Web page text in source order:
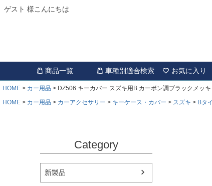
ゲスト 様こんにちは
商品一覧 車種別適合検索 お気に入り
HOME カー用品
DZ506 キーカバー スズキ用B カーボン調ブラックメッキ
HOME
カー用品 カーアクセサリー キーケース・カバー スズキ Bタ
Category
新製品